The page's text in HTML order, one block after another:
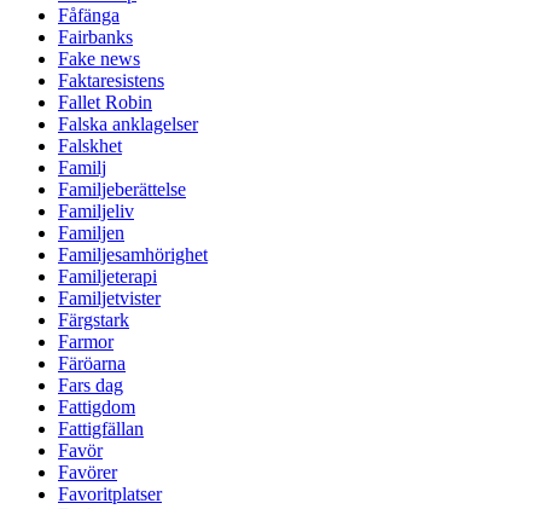
Fåfänga
Fairbanks
Fake news
Faktaresistens
Fallet Robin
Falska anklagelser
Falskhet
Familj
Familjeberättelse
Familjeliv
Familjen
Familjesamhörighet
Familjeterapi
Familjetvister
Färgstark
Farmor
Färöarna
Fars dag
Fattigdom
Fattigfällan
Favör
Favörer
Favoritplatser